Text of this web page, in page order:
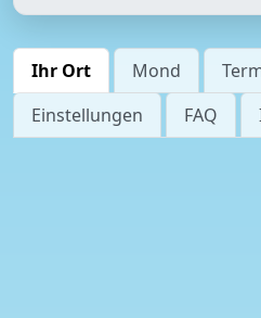
Ihr Ort Mond
Einstellungen
FAQ